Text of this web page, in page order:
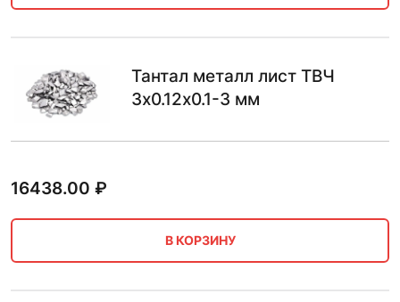
Тантал металл лист ТВЧ
3х0.12х0.1-3 мм
16438.00 ₽
В КОРЗИНУ